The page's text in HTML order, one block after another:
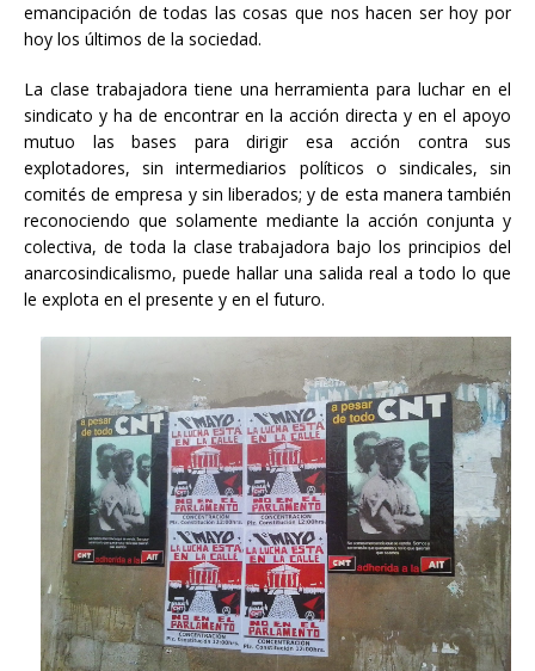
emancipación de todas las cosas que nos hacen ser hoy por
hoy los últimos de la sociedad.
La clase trabajadora tiene una herramienta para luchar en el
sindicato y ha de encontrar en la acción directa y en el apoyo
mutuo las bases para dirigir esa acción contra sus
explotadores, sin intermediarios políticos o sindicales, sin
comités de empresa y sin liberados; y de esta manera también
reconociendo que solamente mediante la acción conjunta y
colectiva, de toda la clase trabajadora bajo los principios del
anarcosindicalismo, puede hallar una salida real a todo lo que
le explota en el presente y en el futuro.